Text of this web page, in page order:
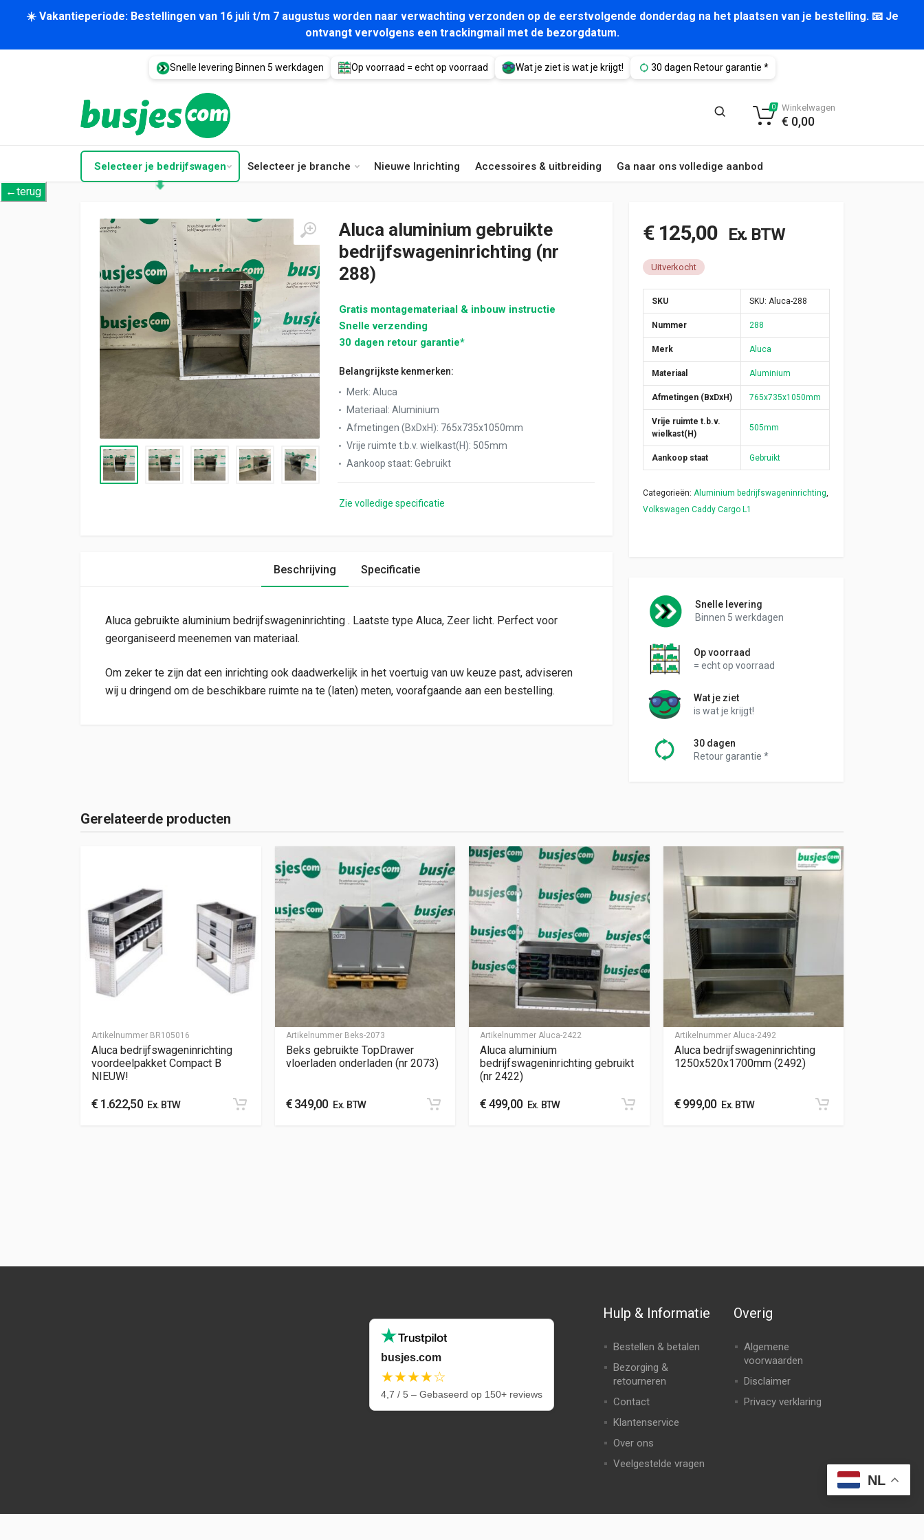
☀️ Vakantieperiode: Bestellingen van 16 juli t/m 7 augustus worden naar verwachting verzonden op de eerstvolgende donderdag na het plaatsen van je bestelling. 📧 Je
ontvangt vervolgens een trackingmail met de bezorgdatum.
Snelle levering Binnen 5 werkdagen Op voorraad = echt op voorraad Wat je ziet is wat je krijgt! 30 dagen Retour garantie *
Selecteer je bedrijfswagen Selecteer je branche Nieuwe Inrichting Accessoires & uitbreiding Ga naar ons volledige aanbod
0 Winkelwagen
€ 0,00
←terug
Aluca aluminium gebruikte
bedrijfswageninrichting (nr
288)
Gratis montagemateriaal & inbouw instructie
Snelle verzending
30 dagen retour garantie*
Belangrijkste kenmerken:
Merk: Aluca
Materiaal : Aluminium
Afmetingen (BxDxH): 765x735x1050mm
Vrije ruimte t.b.v. wielkast(H): 505mm
Aankoop staat: Gebruikt
Zie volledige specificatie
€125,00 Ex. BTW
Uitverkocht
SKU SKU: Aluca-288
Nummer 288
Merk Aluca
Materiaal Aluminium
Afmetingen (BxDxH) 765x735x1050mm
Vrije ruimte t.b.v.
wielkast(H)
505mm
Aankoop staat Gebruikt
Categorieën: Aluminium bedrijfswageninrichting,
Volkswagen Caddy Cargo L1
Snelle levering
Binnen 5 werkdagen
Op voorraad
= echt op voorraad
Wat je ziet
is wat je krijgt!
30 dagen
Retour garantie *
Beschrijving Specificatie
Aluca gebruikte aluminium bedrijfswageninrichting . Laatste type Aluca, Zeer licht. Perfect voor
georganiseerd meenemen van materiaal.
Om zeker te zijn dat een inrichting ook daadwerkelijk in het voertuig van uw keuze past, adviseren
wij u dringend om de beschikbare ruimte na te (laten) meten, voorafgaande aan een bestelling.
Gerelateerde producten
Artikelnummer BR105016
Aluca bedrijfswageninrichting
voordeelpakket Compact B
NIEUW!
€ 1.622,50Ex. BTW
Artikelnummer Beks-2073
Beks gebruikte TopDrawer
vloerladen onderladen (nr 2073)
€349,00Ex. BTW
Artikelnummer Aluca-2422
Aluca aluminium
bedrijfswageninrichting gebruikt
(nr 2422)
€499,00Ex. BTW
Artikelnummer Aluca-2492
Aluca bedrijfswageninrichting
1250x520x1700mm (2492)
€999,00Ex. BTW
busjes.com
★★★★☆
4,7 / 5 – Gebaseerd op 150+ reviews
Hulp & Informatie
Bestellen & betalen
Bezorging &
retourneren
Contact
Klantenservice
Over ons
Veelgestelde vragen
Overig
Algemene
voorwaarden
Disclaimer
Privacy verklaring
NL